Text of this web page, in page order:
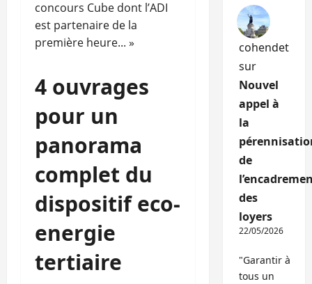
concours Cube dont l’ADI
est partenaire de la
première heure... »
4 ouvrages
pour un
panorama
complet du
dispositif eco-
energie
tertiaire
cohendet
sur
Nouvel
appel à
la
de
des
loyers
22/05/2026
"Garantir à
tous un